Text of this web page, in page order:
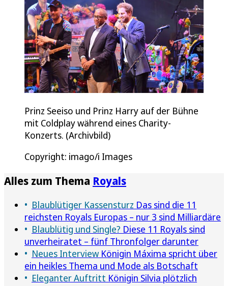
Prinz Seeiso und Prinz Harry auf der Bühne
mit Coldplay während eines Charity-
Konzerts. (Archivbild)
Copyright: imago/i Images
Alles zum Thema Royals
Blaublütiger Kassensturz Das sind die 11
reichsten Royals Europas – nur 3 sind Milliardäre
Blaublütig und Single? Diese 11 Royals sind
unverheiratet – fünf Thronfolger darunter
Neues Interview Königin Máxima spricht über
ein heikles Thema und Mode als Botschaft
Eleganter Auftritt Königin Silvia plötzlich